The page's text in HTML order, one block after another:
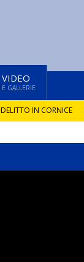
VIDEO
E GALLERIE
DELITTO IN CORNICE